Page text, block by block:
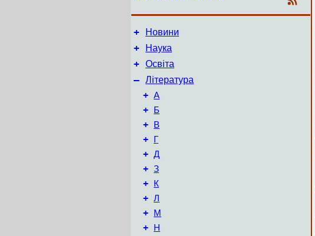
+ Новини
+ Наука
+ Освіта
– Література
+ А
+ Б
+ В
+ Г
+ Д
+ З
+ К
+ Л
+ М
+ Н